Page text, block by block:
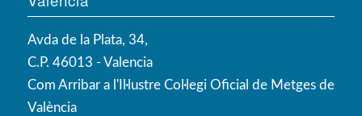
Avda de la Plata, 34,
C.P. 46013 - Valencia
Com Arribar a l'Il·lustre Col·legi Oficial de Metges de
València